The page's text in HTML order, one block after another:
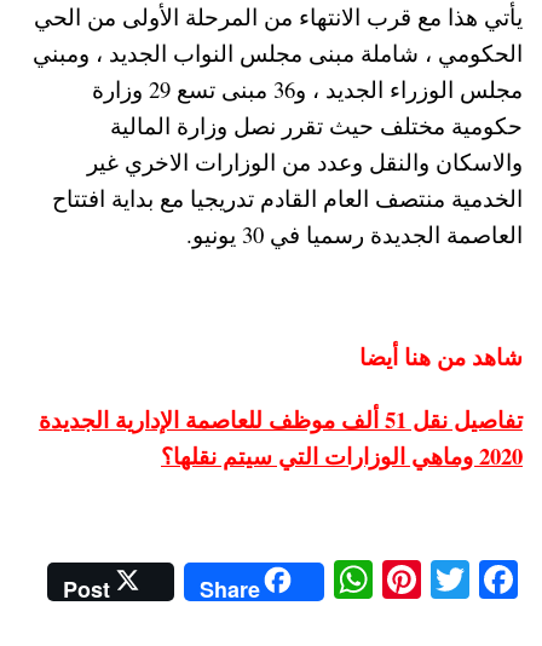
يأتي هذا مع قرب الانتهاء من المرحلة الأولى من الحي
الحكومي ، شاملة مبنى مجلس النواب الجديد ، ومبني
مجلس الوزراء الجديد ، و36 مبنى تسع 29 وزارة
حكومية مختلف حيث تقرر نصل وزارة المالية
والاسكان والنقل وعدد من الوزارات الاخري غير
الخدمية منتصف العام القادم تدريجيا مع بداية افتتاح
العاصمة الجديدة رسميا في 30 يونيو.​
شاهد من هنا أيضا
تفاصيل نقل 51 ألف موظف للعاصمة الإدارية الجديدة
2020 وماهي الوزارات التي سيتم نقلها؟
Fa
T
Pi
W
ha
Share
Post